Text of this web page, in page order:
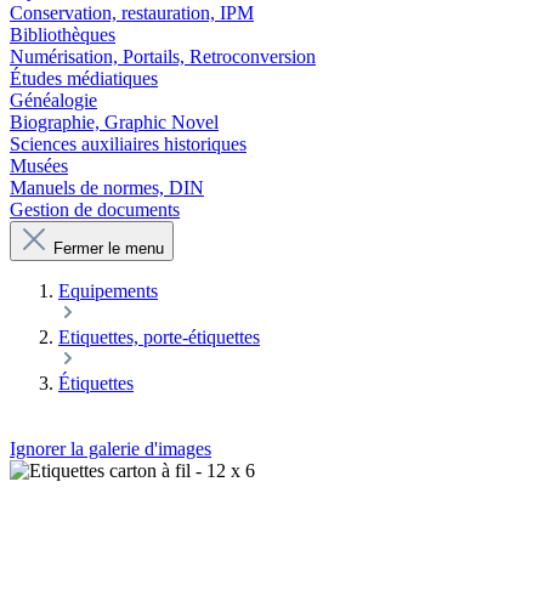
Conservation, restauration, IPM
Bibliothèques
Numérisation, Portails, Retroconversion
Études médiatiques
Généalogie
Biographie, Graphic Novel
Sciences auxiliaires historiques
Musées
Manuels de normes, DIN
Gestion de documents
Fermer le menu
Equipements
Etiquettes, porte-étiquettes
Étiquettes
Ignorer la galerie d'images